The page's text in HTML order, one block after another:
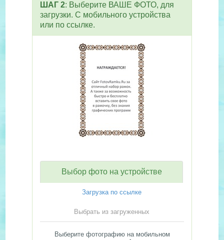
ШАГ 2: Выберите ВАШЕ ФОТО, для
загрузки. С мобильного устройства
или по ссылке.
Выбор фото на устройстве
Загрузка по ссылке
Выбрать из загруженных
Выберите фотографию на мобильном